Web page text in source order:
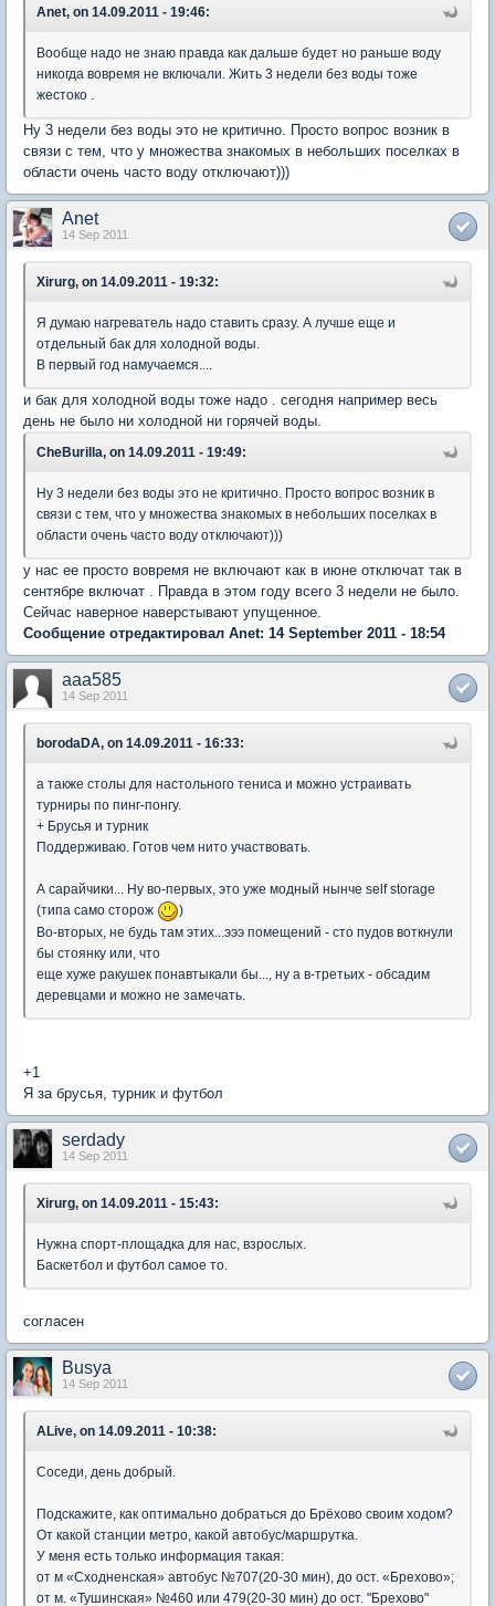
Anet, on 14.09.2011 - 19:46:
Вообще надо не знаю правда как дальше будет но раньше воду
никогда вовремя не включали. Жить 3 недели без воды тоже
жестоко .
Ну 3 недели без воды это не критично. Просто вопрос возник в
связи с тем, что у множества знакомых в небольших поселках в
области очень часто воду отключают)))
Anet
14 Sep 2011
Xirurg, on 14.09.2011 - 19:32:
Я думаю нагреватель надо ставить сразу. А лучше еще и
отдельный бак для холодной воды.
В первый год намучаемся....
и бак для холодной воды тоже надо . сегодня например весь
день не было ни холодной ни горячей воды.
CheBurilla, on 14.09.2011 - 19:49:
Ну 3 недели без воды это не критично. Просто вопрос возник в
связи с тем, что у множества знакомых в небольших поселках в
области очень часто воду отключают)))
у нас ее просто вовремя не включают как в июне отключат так в
сентябре включат . Правда в этом году всего 3 недели не было.
Сейчас наверное наверстывают упущенное.
Сообщение отредактировал Anet: 14 September 2011 - 18:54
aaa585
14 Sep 2011
borodaDA, on 14.09.2011 - 16:33:
а также столы для настольного тениса и можно устраивать
турниры по пинг-понгу.
+ Брусья и турник
Поддерживаю. Готов чем нито участвовать.
А сарайчики... Ну во-первых, это уже модный нынче self storage
(типа само сторож
)
Во-вторых, не будь там этих...эээ помещений - сто пудов воткнули
бы стоянку или, что
еще хуже ракушек понавтыкали бы..., ну а в-третьих - обсадим
деревцами и можно не замечать.
+1
Я за брусья, турник и футбол
serdady
14 Sep 2011
Xirurg, on 14.09.2011 - 15:43:
Нужна спорт-площадка для нас, взрослых.
Баскетбол и футбол самое то.
согласен
Busya
14 Sep 2011
ALive, on 14.09.2011 - 10:38:
Соседи, день добрый.
Подскажите, как оптимально добраться до Брёхово своим ходом?
От какой станции метро, какой автобус/маршрутка.
У меня есть только информация такая:
от м «Сходненская» автобус №707(20-30 мин), до ост. «Брехово»;
от м. «Тушинская» №460 или 479(20-30 мин) до ост. "Брехово"